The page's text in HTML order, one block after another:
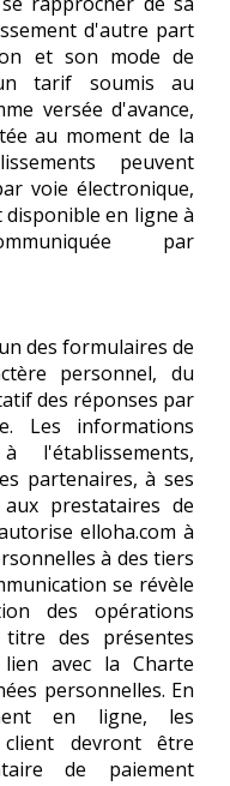
d'autre part
et son mode de
tarif soumis au
versée d'avance,
au moment de la
peuvent
voie électronique,
en ligne à
par
des formulaires de
personnel, du
des réponses par
Les informations
partenaires, à ses
prestataires de
elloha.com à
à des tiers
se révèle
des opérations
des présentes
avec la Charte
personnelles. En
en ligne, les
client devront être
de paiement